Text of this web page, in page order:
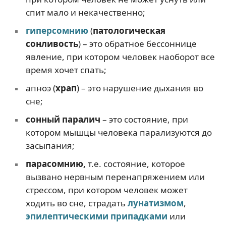
спит мало и некачественно;
гиперсомнию (патологическая
сонливость) – это обратное бессоннице
явление, при котором человек наоборот все
время хочет спать;
апноэ (храп) – это нарушение дыхания во
сне;
сонный паралич – это состояние, при
котором мышцы человека парализуются до
засыпания;
парасомнию, т.е. состояние, которое
вызвано нервным перенапряжением или
стрессом, при котором человек может
ходить во сне, страдатьлунатизмом,
эпилептическими припадками или